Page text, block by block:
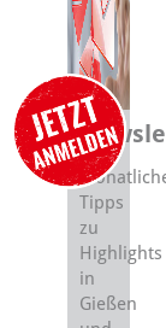
Tipps
zu
Highlights
in
Gießen